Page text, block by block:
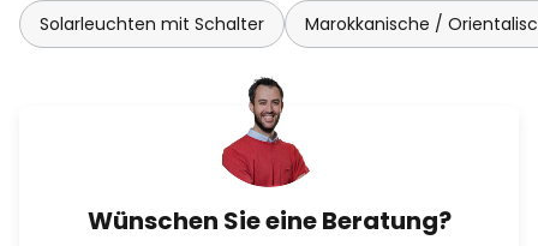
Solarleuchten mit Schalter Marokkanische /
Wünschen Sie eine Beratung?